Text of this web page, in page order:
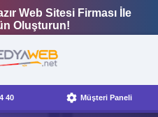
Web Sitesi Firması İle
Oluşturun!
40 Müşteri Paneli